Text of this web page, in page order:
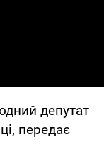
депутат
передає